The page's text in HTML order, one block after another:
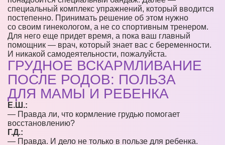
специальный комплекс упражнений, который вводится
постепенно. Принимать решение об этом нужно
со своим гинекологом, а не со спортивным тренером.
Для него еще придет время, а пока ваш главный
помощник — врач, который знает вас с беременности.
И никакой самодеятельности, пожалуйста.
ГРУДНОЕ ВСКАРМЛИВАНИЕ
ПОСЛЕ РОДОВ: ПОЛЬЗА
ДЛЯ МАМЫ И РЕБЕНКА
Е.Ш.:
— Правда ли, что кормление грудью помогает
восстановлению?
Г.Д.:
— Правда. И дело не только в пользе для ребенка.